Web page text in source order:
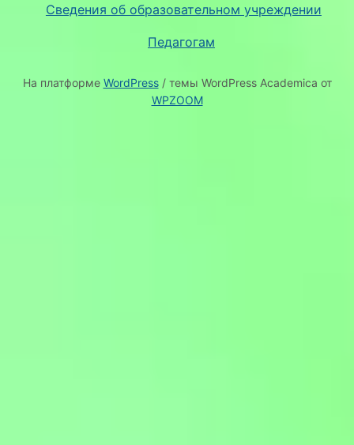
Сведения об образовательном учреждении
Педагогам
На платформе WordPress/ темы WordPress Academica от
WPZOOM